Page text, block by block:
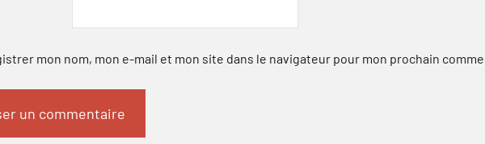
mon nom, mon e-mail et mon site dans le navigateur pour mon prochain